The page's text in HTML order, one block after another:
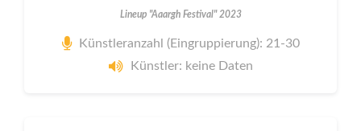
Lineup "Aaargh Festival" 2023
Künstleranzahl (Eingruppierung): 21-30
Künstler: keine Daten